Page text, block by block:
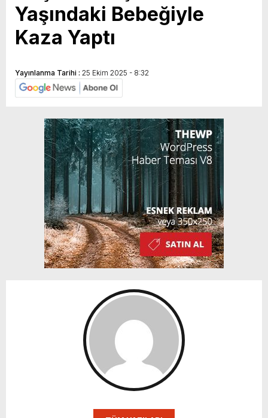
Yaşındaki Bebeğiyle
Kaza Yaptı
Yayınlanma Tarihi : 25 Ekim 2025 - 8:32